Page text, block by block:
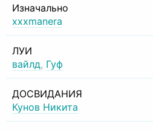
Изначально
xxxmanera
ЛУИ
вайлд, Гуф
ДОСВИДАНИЯ
Кунов Никита